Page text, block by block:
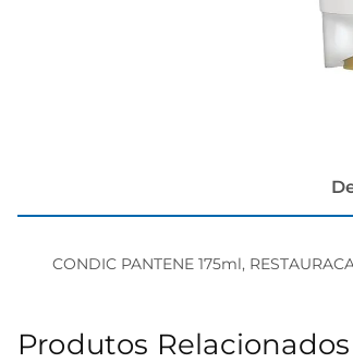
CONDIC PANTENE 175ml,
Produtos Relacionados